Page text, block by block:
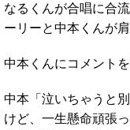
なるくんが合唱に合
ーリーと中本くんが
中本くんにコメント
中本「泣いちゃうと
けど、一生懸命頑張